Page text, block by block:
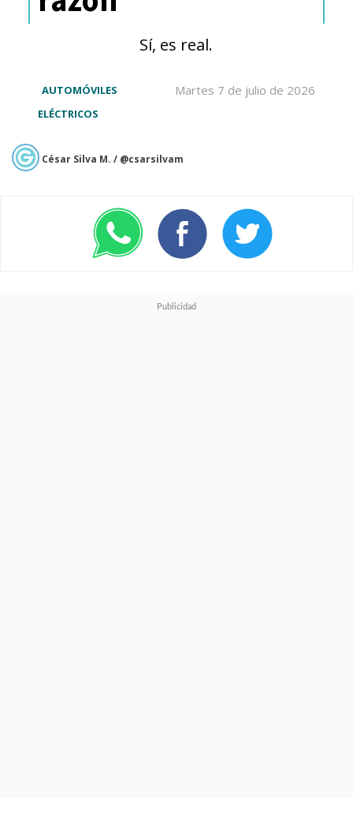
seguridad térmica, la celda
encima del estándar nacional
chino de 130°C.
Sí, es real.
Martes 7 de julio de 2026
AUTOMÓVILES
ELÉCTRICOS
César Silva M. / @csarsilvam